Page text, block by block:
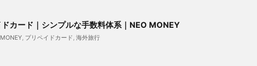
カード｜シンプルな手数料体系｜NEO MONEY
, プリペイドカード, 海外旅行